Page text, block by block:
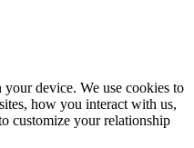
your device. We use cookies to
how you interact with us,
customize your relationship